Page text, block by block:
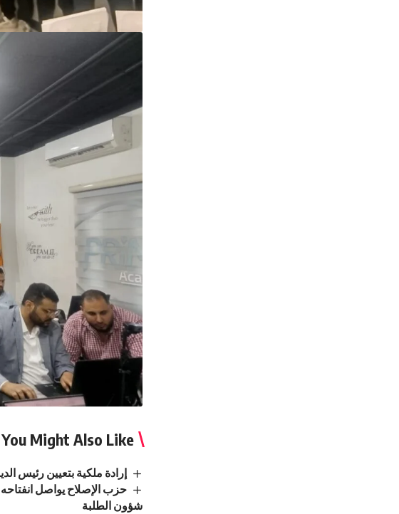
You Might Also Like
إرادة ملكية بتعيين رئيس
حزب الإصلاح يواصل
شؤون الطلبة